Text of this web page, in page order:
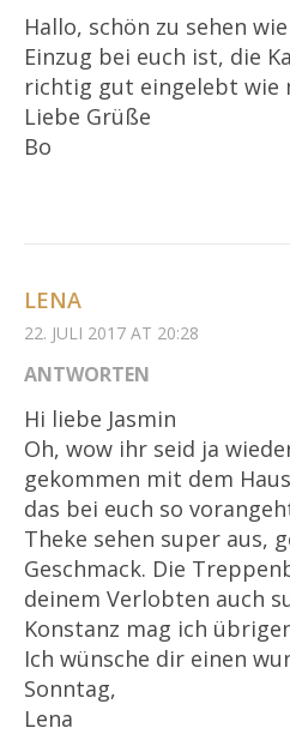
Hallo, schön zu sehen
Einzug bei euch ist, die
richtig gut eingelebt wie
Liebe Grüße
Bo
LENA
22. JULI 2017 AT 20:28
ANTWORTEN
Hi liebe Jasmin
Oh, wow ihr seid ja
gekommen mit dem
das bei euch so
Theke sehen super aus,
Geschmack. Die
deinem Verlobten auch
Konstanz mag ich
Ich wünsche dir einen
Sonntag,
Lena